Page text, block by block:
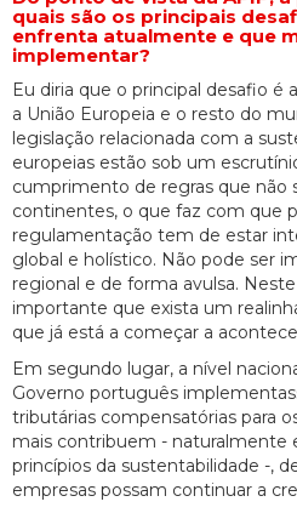
quais são os principais
enfrenta atualmente e que
implementar?
Eu diria que o principal desafio
a União Europeia e o resto do
legislação relacionada com a
europeias estão sob um
cumprimento de regras que não
continentes, o que faz com que
regulamentação tem de estar
global e holístico. Não pode ser
regional e de forma avulsa.
importante que exista um
que já está a começar a
Em segundo lugar, a nível
Governo português
tributárias compensatórias para
mais contribuem - naturalmente
princípios da sustentabilidade -,
empresas possam continuar a